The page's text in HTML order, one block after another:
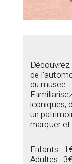
de
du musée.
iconiques,
un
marquer
Enfants :
Adultes : 3€